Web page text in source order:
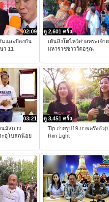
02:09
นและป้องกัน
า 11
ดู 2,601 ครั้ง
เต้นสิงโตไหว้ศาลพระเจ้า
มหาราชชาววัดอรุณ
03:21
นมัสการ
ะอุโบสถน้อย
ดู 3,451 ครั้ง
Tip ถ่ายรูป19 ภาพครึ่งตัว
Rim Light